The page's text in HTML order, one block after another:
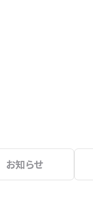
お知らせ